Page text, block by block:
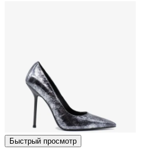
Быстрый просмотр